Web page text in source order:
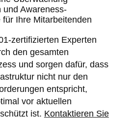
und Awareness-
für Ihre Mitarbeitenden
zertifizierten Experten
den gesamten
und sorgen dafür, dass
nicht nur den
entspricht,
vor aktuellen
ist. Kontaktieren Sie